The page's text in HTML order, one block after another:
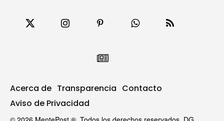
Acerca de Transparencia Contacto
Aviso de Privacidad